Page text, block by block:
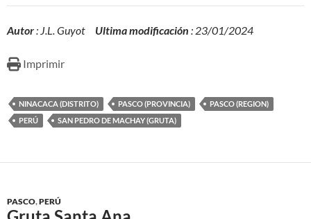
Autor: J.L. Guyot Ultima modificación : 23/01/2024
Imprimir
NINACACA (DISTRITO) PASCO (PROVINCIA)
PASCO (REGION)
PERÚ
SAN PEDRO DE MACHAY (GRUTA)
PASCO,PERÚ